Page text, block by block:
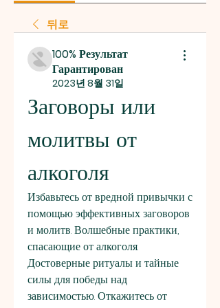
뒤로
100% Результат
Гарантирован
2023년 8월 31일
Заговоры или
молитвы от
алкоголя
Избавьтесь от вредной привычки с
помощью эффективных заговоров
и молитв. Волшебные практики,
спасающие от алкоголя.
Достоверные ритуалы и тайные
силы для победы над
зависимостью. Откажитесь от